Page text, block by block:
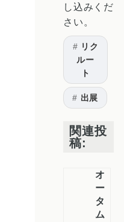
し込みくだ
さい。
リク
ルー
ト
出展
関連投
稿:
オ
ー
タ
ム